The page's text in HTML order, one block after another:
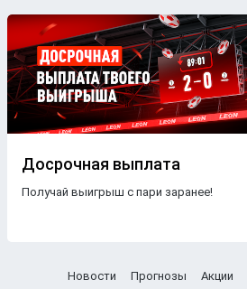
Досрочная выплата
Получай выигрыш с пари заранее!
Новости Прогнозы Акции